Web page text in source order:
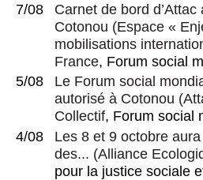
7/08
Carnet de bord
Cotonou (Espace «
mobilisations
France, Forum social
5/08
Le Forum social
autorisé à Cotonou (
Collectif, Forum social
4/08
Les 8 et 9 octobre
des... (Alliance
pour la justice sociale